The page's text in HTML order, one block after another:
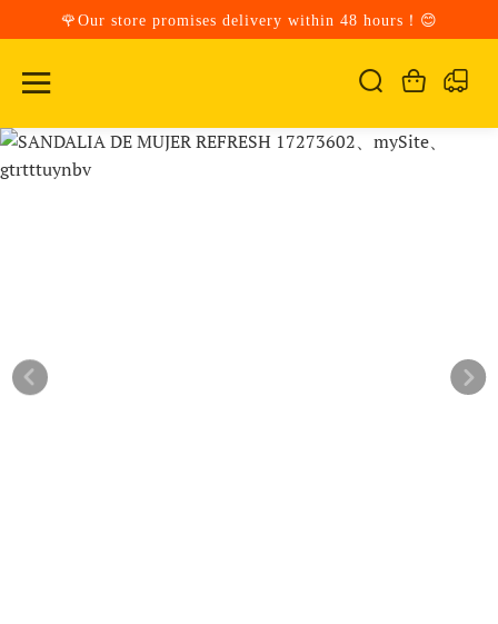
🌹Our store promises delivery within 48 hours！😊